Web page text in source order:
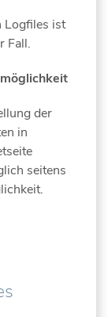
Logfiles ist
Fall.
der
in
seitens